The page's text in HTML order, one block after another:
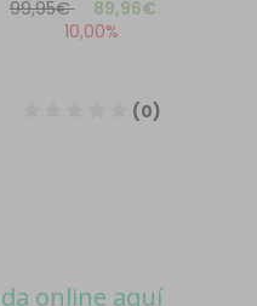
online aquí